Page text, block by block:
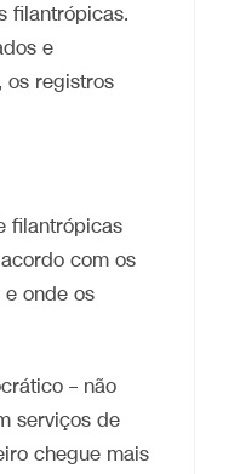
filantrópicas.
e
os registros
filantrópicas
com os
onde os
– não
serviços de
chegue mais